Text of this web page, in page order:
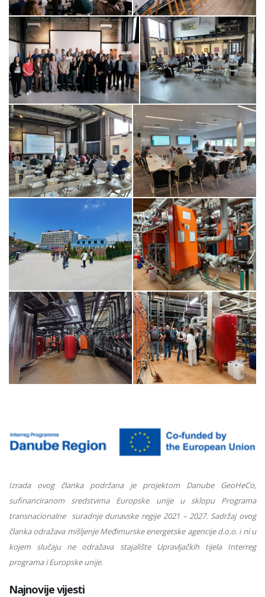
Izrada ovog članka podržana je projektom Danube GeoHeCo,
sufinanciranom sredstvima Europske unije u sklopu Programa
transnacionalne suradnje dunavske regije 2021 – 2027. Sadržaj ovog
članka odražava mišljenje Međimurske energetske agencije d.o.o. i ni u
kojem slučaju ne odražava stajalište Upravljačkih tijela Interreg
programa i Europske unije.
Najnovije vijesti